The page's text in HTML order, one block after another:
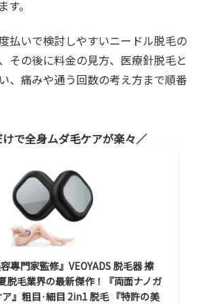
。
払いで検討しやすいニードル脱毛の
その後に料金の見方、医療針脱毛と
、痛みや通う回数の考え方まで順番
で全身ムダ毛ケアが楽々
容專門家監修』VEOYADS 脱毛器 擦
脱毛業界の最新傑作！『両面ナノガ
』粗目·細目 2in1 脱毛 『特許の美